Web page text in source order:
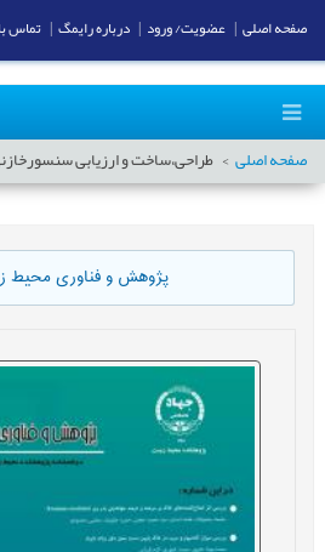
صفحه اصلی طراحی،ساخت و ارزیابی
پژوهش و فناوری محیط
صفحه اصلی عضویت/ ورود درباره رایمگ تماس با